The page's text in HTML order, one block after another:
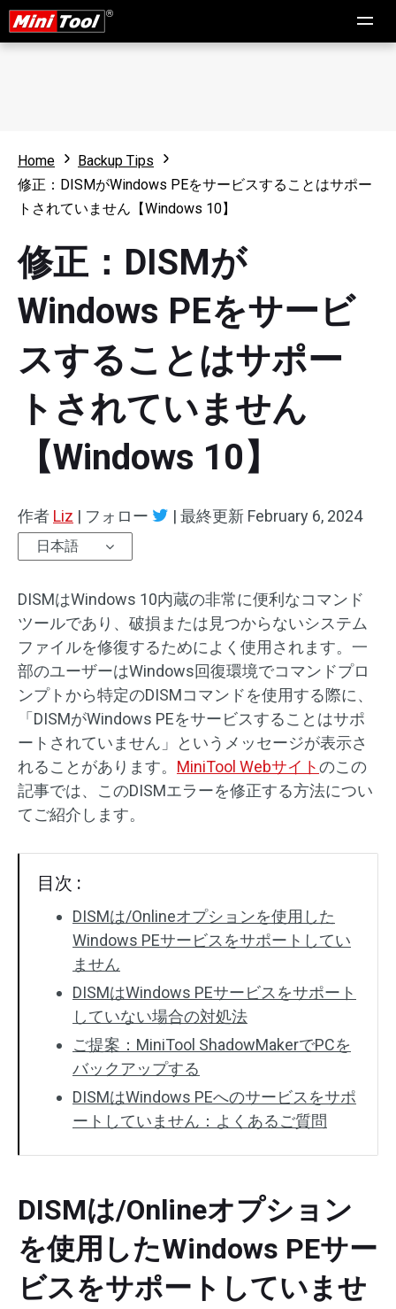
Home
Backup Tips
修正：DISMがWindows PEをサービスすることはサポー
トされていません【Windows 10】
修正：DISMが
Windows PEをサービ
スすることはサポー
トされていません
【Windows 10】
作者 Liz | フォロー | 最終更新 February 6, 2024
日本語
DISMはWindows 10内蔵の非常に便利なコマンド
ツールであり、破損または見つからないシステム
ファイルを修復するためによく使用されます。一
部のユーザーはWindows回復環境でコマンドプロ
ンプトから特定のDISMコマンドを使用する際に、
「DISMがWindows PEをサービスすることはサポ
ートされていません」というメッセージが表示さ
れることがあります。 MiniTool Webサイトのこの
記事では、このDISMエラーを修正する方法につい
てご紹介します。
目次 :
DISMは/Onlineオプションを使用した
Windows PEサービスをサポートしてい
ません
DISMはWindows PEサービスをサポート
していない場合の対処法
ご提案：MiniTool ShadowMakerでPCを
バックアップする
DISMはWindows PEへのサービスをサポ
ートしていません：よくあるご質問
DISMは/Onlineオプション
を使用したWindows PEサー
ビスをサポートしていませ